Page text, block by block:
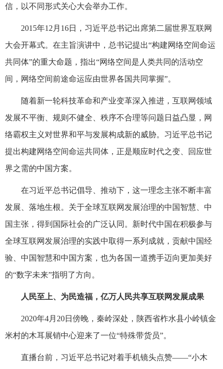
信，以不同形式关心大会举办工作。
2015年12月16日，习近平总书记出席第二届世界互联网
大会开幕式。在主旨演讲中，总书记提出“构建网络空间命运
共同体”的重大命题，指出“网络空间是人类共同的活动空
间，网络空间前途命运应由世界各国共同掌握”。
随着新一轮科技革命和产业变革深入推进，互联网领域
发展不平衡、规则不健全、秩序不合理等问题日益凸显，网
络霸权主义对世界和平与发展构成新的威胁。习近平总书记
提出构建网络空间命运共同体，正是顺应时代之变、回应世
界之需的中国方案。
在习近平总书记倡导、推动下，这一理念主张不断丰富
发展、落地生根。关于全球互联网发展治理的中国智慧、中
国主张，得到国际社会的广泛认同。新时代中国在积极参与
全球互联网发展治理的实践中取得一系列成就，贡献中国经
验、中国智慧和中国方案，也为各国一道携手迈向更加美好
的“数字未来”指明了方向。
人民至上、为民造福，亿万人民共享互联网发展成果
2020年4月20日傍晚，秦岭深处，陕西省柞水县小岭镇金
米村的木耳展销中心迎来了一位“特殊带货员”。
直播台前，习近平总书记对着手机镜头点赞——“小木